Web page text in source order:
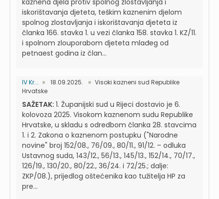
kaznena djela protiv spolnog zlostavljanja i
iskorištavanja djeteta, teškim kaznenim djelom
spolnog zlostavljanja i iskorištavanja djeteta iz
članka 166. stavka 1. u vezi članka 158. stavka 1. KZ/11.
i spolnom zlouporabom djeteta mlađeg od
petnaest godina iz član...
IV Kr... 18.09.2025.
Visoki kazneni sud Republike
Hrvatske
SAŽETAK: 1. Županijski sud u Rijeci dostavio je 6.
kolovoza 2025. Visokom kaznenom sudu Republike
Hrvatske, u skladu s odredbom članka 28. stavcima
1. i 2. Zakona o kaznenom postupku ("Narodne
novine" broj 152/08., 76/09., 80/11., 91/12. – odluka
Ustavnog suda, 143/12., 56/13., 145/13., 152/14., 70/17.,
126/19., 130/20., 80/22., 36/24. i 72/25.; dalje:
ZKP/08.), prijedlog oštećenika kao tužitelja HP za
pre...